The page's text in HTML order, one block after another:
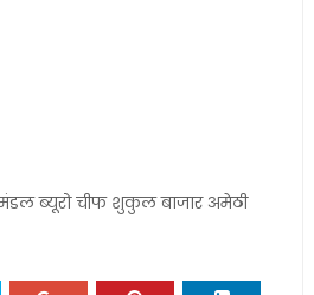
मंडल ब्यूरो चीफ शुकुल बाजार अमेठी